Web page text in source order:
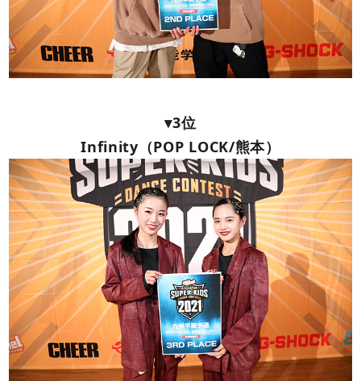
▾3位
Infinity（POP LOCK/熊本）